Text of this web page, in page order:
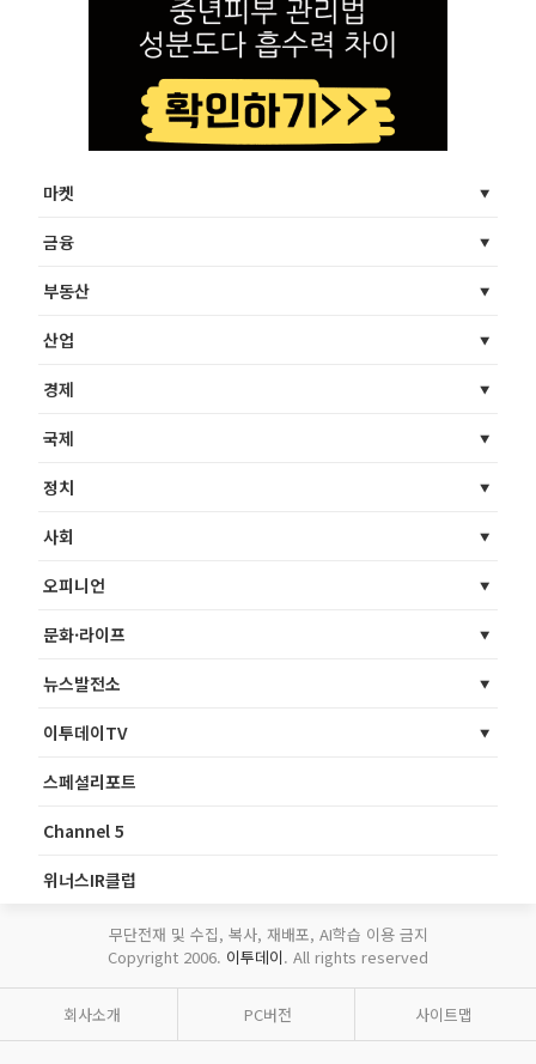
마켓
금융
부동산
산업
경제
국제
정치
사회
오피니언
문화·라이프
뉴스발전소
이투데이TV
스페셜리포트
Channel 5
위너스IR클럽
무단전재 및 수집, 복사, 재배포, AI학습 이용 금지
Copyright 2006. 이투데이. All rights reserved
회사소개 PC버전 사이트맵